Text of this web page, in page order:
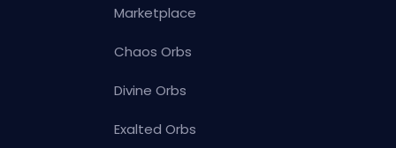
Marketplace
Chaos Orbs
Divine Orbs
Exalted Orbs